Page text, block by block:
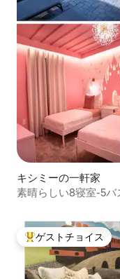
キシミーの一軒家
素晴らしい8寝室-5
大好評のゲストチョ
ゲストチョイス